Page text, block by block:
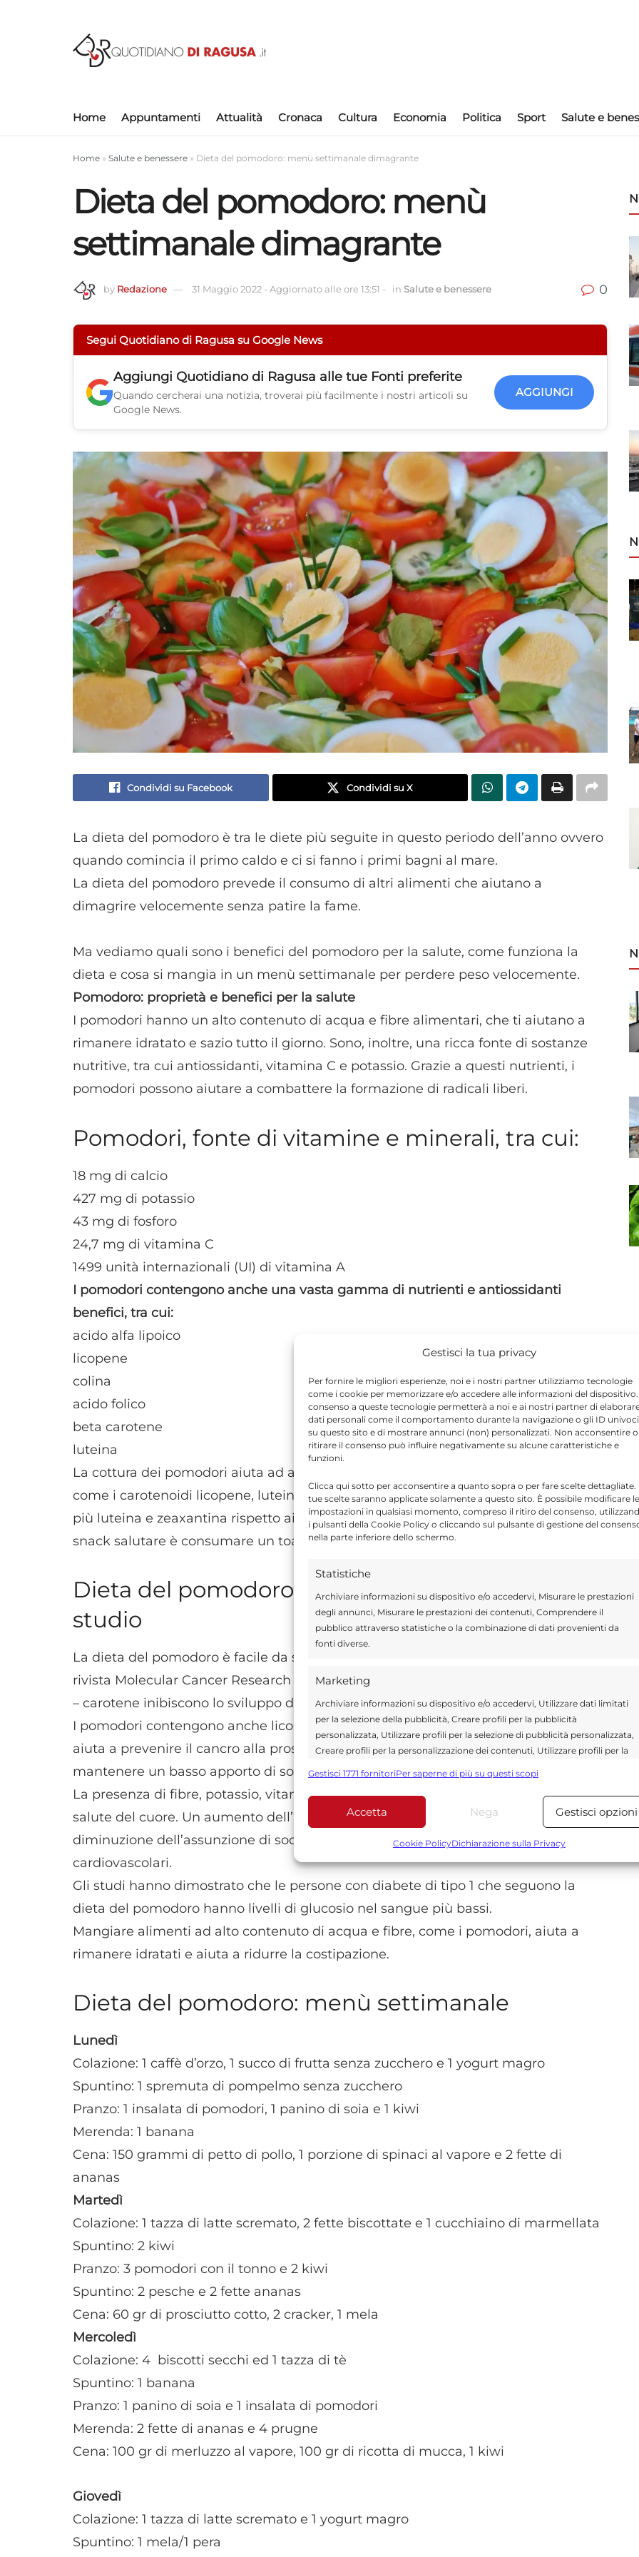
Gestisci la tua privacy
Per fornire le migliori esperienze, noi e i nostri partner utilizziamo tecnologie
come i cookie per memorizzare e/o accedere alle informazioni del
consenso a queste tecnologie permetterà a noi e ai nostri partner di
dati personali come il comportamento durante la navigazione o gli ID univoci
su questo sito e di mostrare annunci (non) personalizzati. Non acconsentire o
ritirare il consenso può influire negativamente su alcune caratteristiche e
funzioni.
Clicca qui sotto per acconsentire a quanto sopra o per fare scelte dettagliate.
tue scelte saranno applicate solamente a questo sito. È possibile modificare le
impostazioni in qualsiasi momento, compreso il ritiro del consenso,
i pulsanti della Cookie Policy o cliccando sul pulsante di gestione del
nella parte inferiore dello schermo.
Statistiche
Archiviare informazioni su dispositivo e/o accedervi, Misurare le prestazioni
degli annunci, Misurare le prestazioni dei contenuti, Comprendere il
pubblico attraverso statistiche o la combinazione di dati provenienti da
fonti diverse.
Marketing
Archiviare informazioni su dispositivo e/o accedervi, Utilizzare dati limitati
per la selezione della pubblicità, Creare profili per la pubblicità
personalizzata, Utilizzare profili per la selezione di pubblicità personalizzata,
Creare profili per la personalizzazione dei contenuti, Utilizzare profili per la
Utilizzare dati limitati per la selezione dei contenuti.
Funzionalità Sempre
Abbinare e combinare dati provenienti da altre fonti di dati,
Utilizzare dati di geolocalizzazione precisi, Riconoscere i
dispositivi in base a informazioni richieste attivamente.
Garantire la sicurezza, prevenire e rilevare frodi,
pubblicità e contenuto, Salvare e comunicare le
scelte sulla privacy.
Gestisci 1771 fornitoriPer saperne di più su questi scopi
Accetta Nega Gestisci opzioni
Cookie PolicyDichiarazione sulla Privacy
Home Appuntamenti Attualità Cronaca Cultura Economia Politica Sport Salute e
Home » Salute e benessere » Dieta del pomodoro: menù settimanale dimagrante
Dieta del pomodoro: menù
settimanale dimagrante
by Redazione 31 Maggio 2022 - Aggiornato alle ore 13:51 - in Salute e benessere 0
Segui Quotidiano di Ragusa su Google News
Aggiungi Quotidiano di Ragusa alle tue Fonti preferite
Quando cercherai una notizia, troverai più facilmente i nostri articoli su
Google News.
AGGIUNGI
Condividi su Facebook Condividi su X
La dieta del pomodoro è tra le diete più seguite in questo periodo dell’anno ovvero
quando comincia il primo caldo e ci si fanno i primi bagni al mare.
La dieta del pomodoro prevede il consumo di altri alimenti che aiutano a
dimagrire velocemente senza patire la fame.
Ma vediamo quali sono i benefici del pomodoro per la salute, come funziona la
dieta e cosa si mangia in un menù settimanale per perdere peso velocemente.
Pomodoro: proprietà e benefici per la salute
I pomodori hanno un alto contenuto di acqua e fibre alimentari, che ti aiutano a
rimanere idratato e sazio tutto il giorno. Sono, inoltre, una ricca fonte di sostanze
nutritive, tra cui antiossidanti, vitamina C e potassio. Grazie a questi nutrienti, i
pomodori possono aiutare a combattere la formazione di radicali liberi.
Pomodori, fonte di vitamine e minerali, tra cui:
18 mg di calcio
427 mg di potassio
43 mg di fosforo
24,7 mg di vitamina C
1499 unità internazionali (UI) di vitamina A
I pomodori contengono anche una vasta gamma di nutrienti e antiossidanti
benefici, tra cui:
acido alfa lipoico
licopene
colina
acido folico
beta carotene
luteina
La cottura dei pomodori aiuta ad aumentare la disponibilità di nutrienti chiave,
come i carotenoidi licopene, luteina e zeaxantina. I pomodori al vapore apportano
più luteina e zeaxantina rispetto ai pomodori secchi e ai pomodorini crudi. Uno
snack salutare è consumare un toast con fette di avocado e pomodoro.
Dieta del pomodoro, benefici per la salute: lo
studio
La dieta del pomodoro è facile da seguire, sana e variegata. Un recente studio sulla
rivista Molecular Cancer Research ha messo in evidenza come gli alti livelli di beta
– carotene inibiscono lo sviluppo del tumore nel carcinoma della prostata.
I pomodori contengono anche licopene, un polifenolo, o composto vegetale, che
aiuta a prevenire il cancro alla prostata. Seguire la dieta al pomodoro aiuta a
mantenere un basso apporto di sodio.
La presenza di fibre, potassio, vitamina C e colina nei pomodori favorisce la buona
salute del cuore. Un aumento dell’assunzione di potassio, insieme a una
diminuzione dell’assunzione di sodio, aiuta a ridurre il rischio di malattie
cardiovascolari.
Gli studi hanno dimostrato che le persone con diabete di tipo 1 che seguono la
dieta del pomodoro hanno livelli di glucosio nel sangue più bassi.
Mangiare alimenti ad alto contenuto di acqua e fibre, come i pomodori, aiuta a
rimanere idratati e aiuta a ridurre la costipazione.
Dieta del pomodoro: menù settimanale
Lunedì
Colazione: 1 caffè d’orzo, 1 succo di frutta senza zucchero e 1 yogurt magro
Spuntino: 1 spremuta di pompelmo senza zucchero
Pranzo: 1 insalata di pomodori, 1 panino di soia e 1 kiwi
Merenda: 1 banana
Cena: 150 grammi di petto di pollo, 1 porzione di spinaci al vapore e 2 fette di
ananas
Martedì
Colazione: 1 tazza di latte scremato, 2 fette biscottate e 1 cucchiaino di marmellata
Spuntino: 2 kiwi
Pranzo: 3 pomodori con il tonno e 2 kiwi
Spuntino: 2 pesche e 2 fette ananas
Cena: 60 gr di prosciutto cotto, 2 cracker, 1 mela
Mercoledì
Colazione: 4 biscotti secchi ed 1 tazza di tè
Spuntino: 1 banana
Pranzo: 1 panino di soia e 1 insalata di pomodori
Merenda: 2 fette di ananas e 4 prugne
Cena: 100 gr di merluzzo al vapore, 100 gr di ricotta di mucca, 1 kiwi
Giovedì
Colazione: 1 tazza di latte scremato e 1 yogurt magro
Spuntino: 1 mela/1 pera